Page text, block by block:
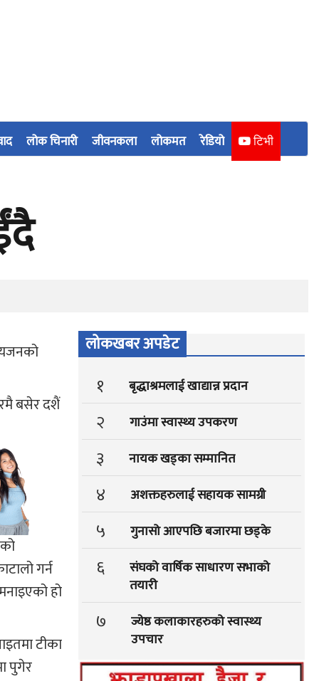
लोक चिनारी जीवनकला लोकमत रेडियो टिभी
बसेर दशैं
गर्न
हो
टीका
पुगेर
लोकखबर अपडेट
१ बृद्धाश्रमलाई खाद्यान्न प्रदान
२ गाउंमा स्वास्थ्य उपकरण
३ नायक खड्का सम्मानित
४ अशक्तहरुलाई सहायक सामग्री
५ गुनासो आएपछि बजारमा छड्के
६
संघको वार्षिक साधारण सभाको
तयारी
७
ज्येष्ठ कलाकारहरुको स्वास्थ्य
उपचार